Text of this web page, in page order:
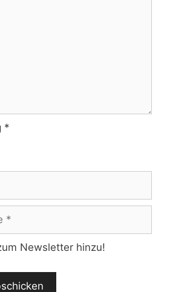
*
Newsletter hinzu!